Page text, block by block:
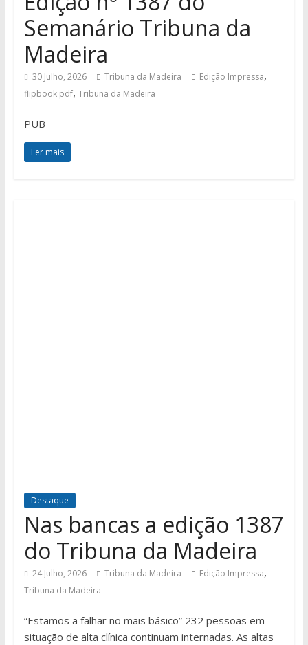
Semanário Tribuna da
Madeira
30 Julho, 2026 Tribuna da Madeira Edição Impressa,
flipbook pdf, Tribuna da Madeira
PUB
Ler mais
Destaque
Nas bancas a edição 1387
do Tribuna da Madeira
24 Julho, 2026 Tribuna da Madeira Edição Impressa,
Tribuna da Madeira
“Estamos a falhar no mais básico” 232 pessoas em
situação de alta clínica continuam internadas. As altas